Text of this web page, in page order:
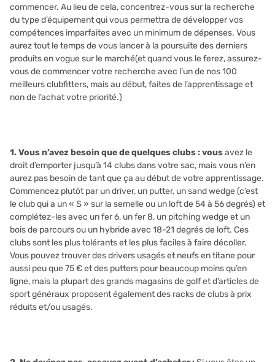
commencer. Au lieu de cela, concentrez-vous sur la recherche
du type d’équipement qui vous permettra de développer vos
compétences imparfaites avec un minimum de dépenses. Vous
aurez tout le temps de vous lancer à la poursuite des derniers
produits en vogue sur le marché(et quand vous le ferez, assurez-
vous de commencer votre recherche avec l’un de nos 100
meilleurs clubfitters, mais au début, faites de l’apprentissage et
non de l’achat votre priorité.)
1. Vous n’avez besoin que de quelques clubs : vousavez le
droit d’emporter jusqu’à 14 clubs dans votre sac, mais vous n’en
aurez pas besoin de tant que ça au début de votre apprentissage.
Commencez plutôt par un driver, un putter, un sand wedge (c’est
le club qui a un « S » sur la semelle ou un loft de 54 à 56 degrés) et
complétez-les avec un fer 6, un fer 8, un pitching wedge et un
bois de parcours ou un hybride avec 18-21 degrés de loft. Ces
clubs sont les plus tolérants et les plus faciles à faire décoller.
Vous pouvez trouver des drivers usagés et neufs en titane pour
aussi peu que 75 € et des putters pour beaucoup moins qu’en
ligne, mais la plupart des grands magasins de golf et d’articles de
sport généraux proposent également des racks de clubs à prix
réduits et/ou usagés.